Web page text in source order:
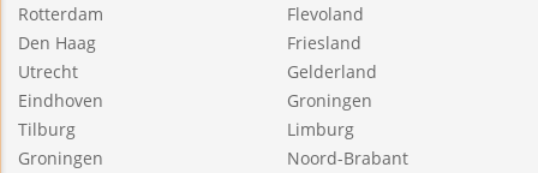
Rotterdam
Den Haag
Utrecht
Eindhoven
Tilburg
Groningen
Flevoland
Friesland
Gelderland
Groningen
Limburg
Noord-Brabant